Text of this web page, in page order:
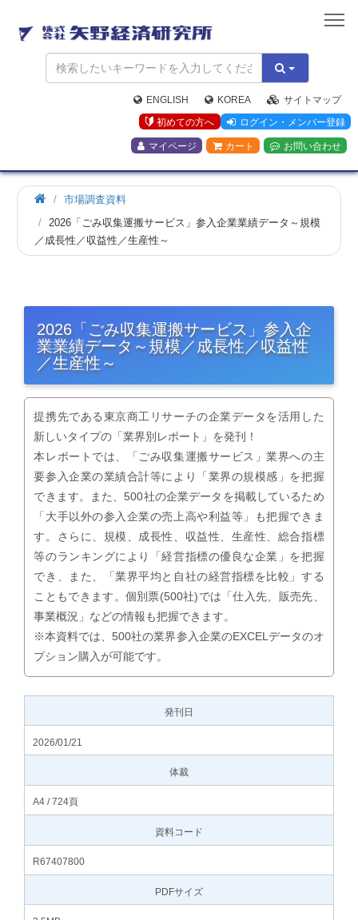
矢
野
経
済
研
究
所
ENGLISH KOREA
サイトマップ
初めての方へ
ログイン・メンバー登録
マイページ カート お問い合わせ
市場調査資料
2026「ごみ収集運搬サービス」参入企業業績データ～規模
／成長性／収益性／生産性～
2026「ごみ収集運搬サービス」参入企
業業績データ～規模／成長性／収益性
／生産性～
提携先である東京商工リサーチの企業データを活用した
新しいタイプの「業界別レポート」を発刊！
本レポートでは、「ごみ収集運搬サービス」業界への主
要参入企業の業績合計等により「業界の規模感」を把握
できます。また、500社の企業データを掲載しているため
「大手以外の参入企業の売上高や利益等」も把握できま
す。さらに、規模、成長性、収益性、生産性、総合指標
等のランキングにより「経営指標の優良な企業」を把握
でき、また、「業界平均と自社の経営指標を比較」する
こともできます。個別票(500社)では「仕入先、販売先、
事業概況」などの情報も把握できます。
※本資料では、500社の業界参入企業のEXCELデータのオ
プション購入が可能です。
発刊日
2026/01/21
体裁
A4 / 724頁
資料コード
R67407800
PDFサイズ